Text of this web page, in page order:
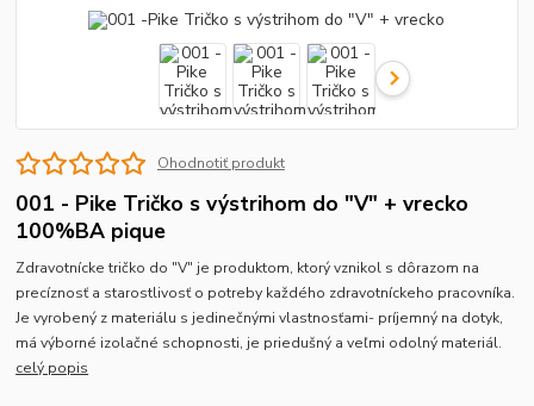
Ohodnotiť produkt
001 - Pike Tričko s výstrihom do "V" + vrecko
100%BA pique
Zdravotnícke tričko do "V" je produktom, ktorý vznikol s dôrazom na
precíznosť a starostlivosť o potreby každého zdravotníckeho pracovníka.
Je vyrobený z materiálu s jedinečnými vlastnosťami- príjemný na dotyk,
má výborné izolačné schopnosti, je priedušný a veľmi odolný materiál.
celý popis